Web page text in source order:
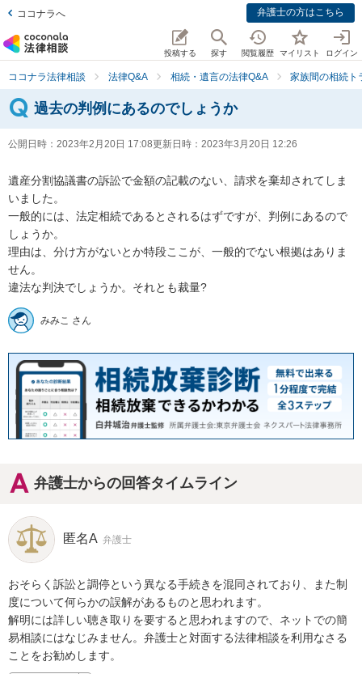
ココナラへ 弁護士の方はこちら
投稿する 探す 閲覧履歴 マイリスト ログイン
ココナラ法律相談 法律Q&A 相続・遺言の法律Q&A 家族間の相続ト
過去の判例にあるのでしょうか
公開日時： 2023年2月20日 17:08更新日時： 2023年3月20日 12:26
遺産分割協議書の訴訟で金額の記載のない、請求を棄却されてしま
いました。
一般的には、法定相続であるとされるはずですが、判例にあるので
しょうか。
理由は、分け方がないとか特段ここが、一般的でない根拠はありま
せん。
違法な判決でしょうか。それとも裁量?
みみこ さん
弁護士からの回答タイムライン
匿名A 弁護士
おそらく訴訟と調停という異なる手続きを混同されており、また制
度について何らかの誤解があるものと思われます。
解明には詳しい聴き取りを要すると思われますので、ネットでの簡
易相談にはなじみません。弁護士と対面する法律相談を利用なさる
ことをお勧めします。